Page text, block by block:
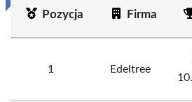
Pozycja Firma
1 Edeltree